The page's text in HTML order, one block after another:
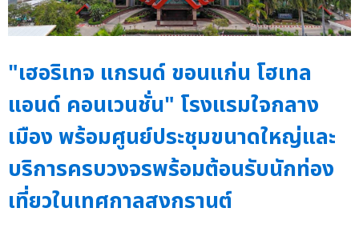
"เฮอริเทจ แกรนด์ ขอนแก่น โฮเทล
แอนด์ คอนเวนชั่น" โรงแรมใจกลาง
เมือง พร้อมศูนย์ประชุมขนาดใหญ่และ
บริการครบวงจรพร้อมต้อนรับนักท่อง
เที่ยวในเทศกาลสงกรานต์